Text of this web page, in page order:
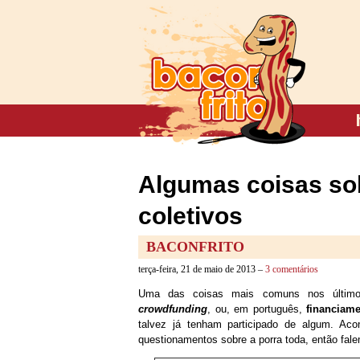
Algumas coisas
coletivos
BACONFRITO
terça-feira, 21 de maio de 2013 – 3 comentários
Uma das coisas mais comuns nos
crowdfunding, ou, em português,
talvez já tenham participado de algum.
questionamentos sobre a porra toda, então